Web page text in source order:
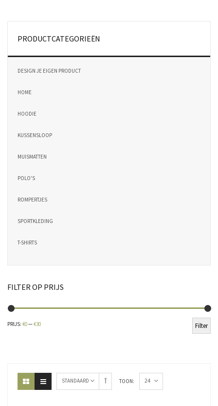
PRODUCTCATEGORIEËN
DESIGN JE EIGEN PRODUCT
HOME
HOODIE
KUSSENSLOOP
MUISMATTEN
POLO'S
ROMPERTJES
SPORTKLEDING
T-SHIRTS
FILTER OP PRIJS
Filter
PRIJS: €0—€30
STANDAARD TOON: 24